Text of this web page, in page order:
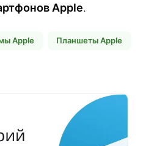
Apple.
Apple Планшеты Apple